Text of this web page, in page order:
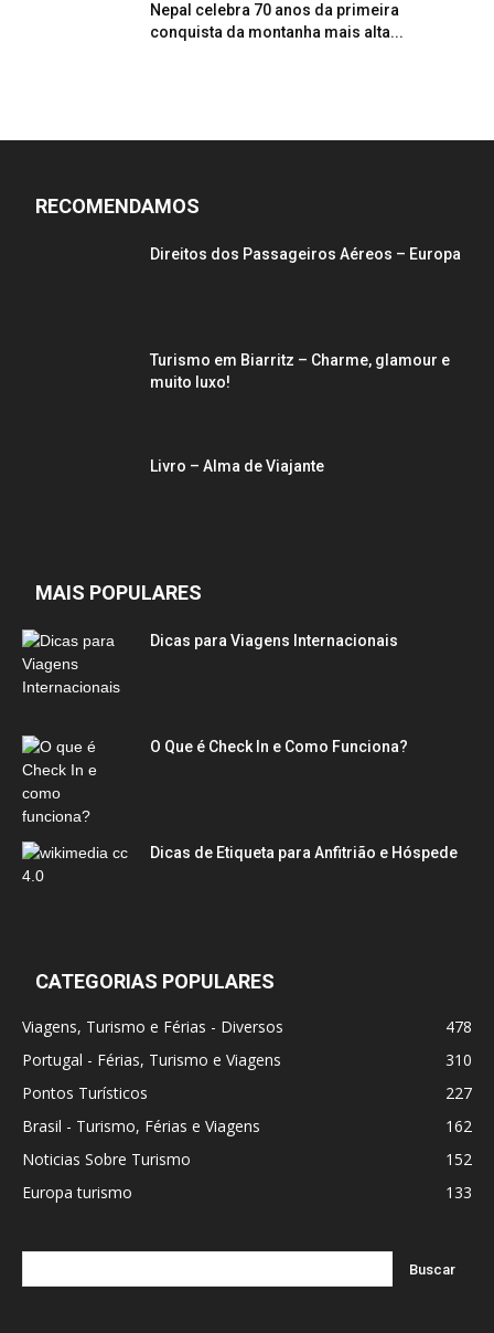
Nepal celebra 70 anos da primeira
conquista da montanha mais alta...
RECOMENDAMOS
Direitos dos Passageiros Aéreos – Europa
Turismo em Biarritz – Charme, glamour e
muito luxo!
Livro – Alma de Viajante
MAIS POPULARES
Dicas para Viagens Internacionais
O Que é Check In e Como Funciona?
Dicas de Etiqueta para Anfitrião e Hóspede
CATEGORIAS POPULARES
Viagens, Turismo e Férias - Diversos
478
Portugal - Férias, Turismo e Viagens
310
Pontos Turísticos
227
Brasil - Turismo, Férias e Viagens
162
Noticias Sobre Turismo
152
Europa turismo
133